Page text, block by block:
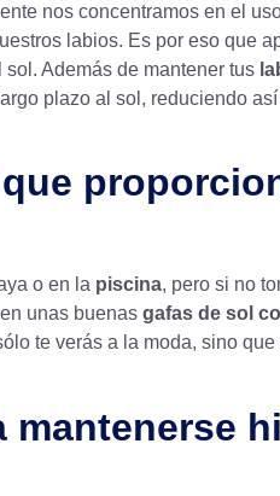
nos concentramos en el
labios. Es por eso que
Además de mantener tus
plazo al sol, reduciendo
o en la piscina, pero si no
unas buenas gafas de sol
te verás a la moda, sino
mantenerse